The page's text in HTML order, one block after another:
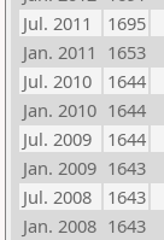
Jul. 2011
1695
Jan. 2011 1653
Jul. 2010
1644
Jan. 2010 1644
Jul. 2009
1644
Jan. 2009 1643
Jul. 2008
1643
Jan. 2008 1643